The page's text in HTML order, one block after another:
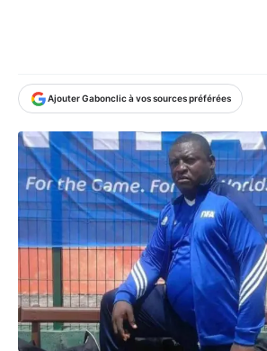
Ajouter Gabonclic à vos sources préférées